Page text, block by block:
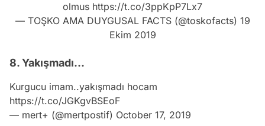
olmus https://t.co/3ppKpP7Lx7
— TOŞKO AMA DUYGUSAL FACTS (@toskofacts) 19
Ekim 2019
8. Yakışmadı...
Kurgucu imam..yakışmadı hocam
https://t.co/JGKgvBSEoF
— mert+ (@mertpostif) October 17, 2019